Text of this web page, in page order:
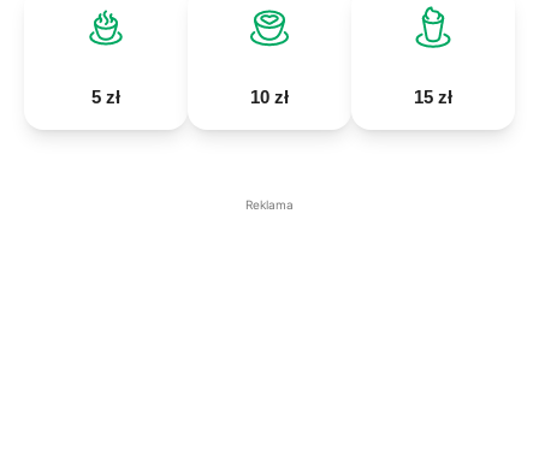
5 zł 10 zł 15 zł
Reklama